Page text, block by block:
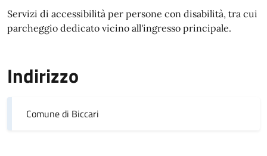
Servizi di accessibilità per persone con disabilità, tra cui
parcheggio dedicato vicino all'ingresso principale.
Indirizzo
Comune di Biccari